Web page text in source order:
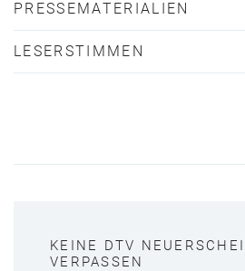
PRESSEMATERIALIEN
LESERSTIMMEN
KEINE DTV
VERPASSEN